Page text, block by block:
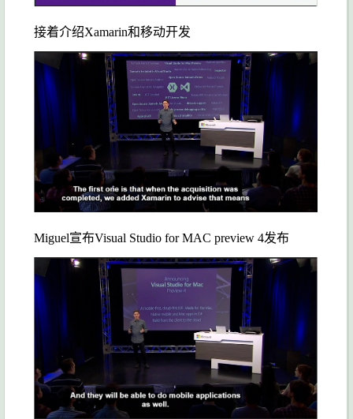
接着介绍Xamarin和移动开发
Miguel宣布Visual Studio for MAC preview 4发布